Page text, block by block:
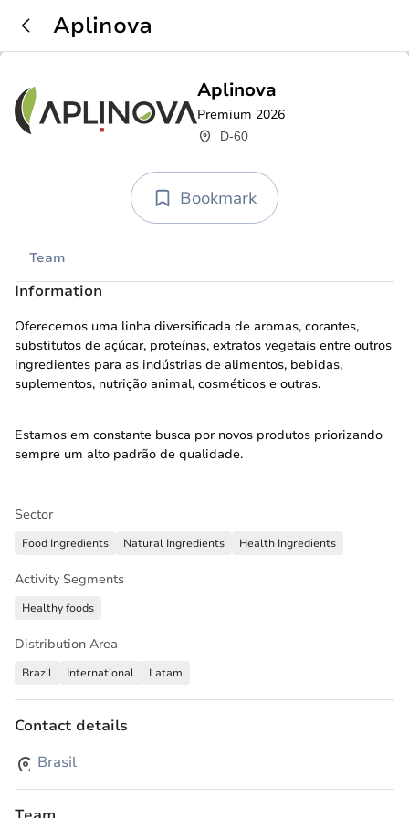
Aplinova
Aplinova
Premium 2026
D-60
Bookmark
Team
Information
Oferecemos uma linha diversificada de aromas, corantes,
substitutos de açúcar, proteínas, extratos vegetais entre outros
ingredientes para as indústrias de alimentos, bebidas,
suplementos, nutrição animal, cosméticos e outras.
Estamos em constante busca por novos produtos priorizando
sempre um alto padrão de qualidade.
Sector
Food Ingredients Natural Ingredients Health Ingredients
Activity Segments
Healthy foods
Distribution Area
Brazil International Latam
Contact details
Brasil